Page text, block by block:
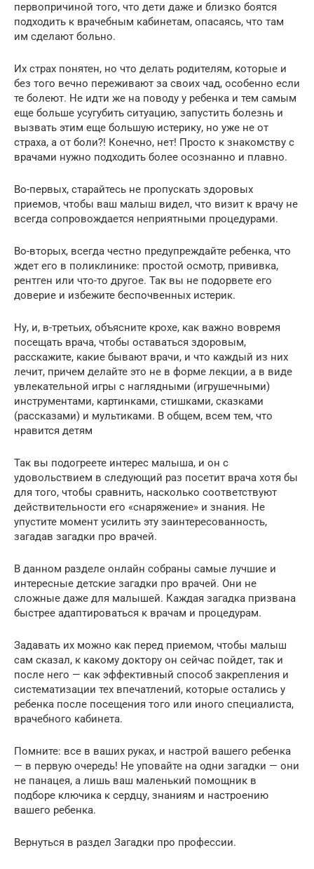
первопричиной того, что дети даже и близко боятся
подходить к врачебным кабинетам, опасаясь, что там
им сделают больно.
Их страх понятен, но что делать родителям, которые и
без того вечно переживают за своих чад, особенно если
те болеют. Не идти же на поводу у ребенка и тем самым
еще больше усугубить ситуацию, запустить болезнь и
вызвать этим еще большую истерику, но уже не от
страха, а от боли?! Конечно, нет! Просто к знакомству с
врачами нужно подходить более осознанно и плавно.
Во-первых, старайтесь не пропускать здоровых
приемов, чтобы ваш малыш видел, что визит к врачу не
всегда сопровождается неприятными процедурами.
Во-вторых, всегда честно предупреждайте ребенка, что
ждет его в поликлинике: простой осмотр, прививка,
рентген или что-то другое. Так вы не подорвете его
доверие и избежите беспочвенных истерик.
Ну, и, в-третьих, объясните крохе, как важно вовремя
посещать врача, чтобы оставаться здоровым,
расскажите, какие бывают врачи, и что каждый из них
лечит, причем делайте это не в форме лекции, а в виде
увлекательной игры с наглядными (игрушечными)
инструментами, картинками, стишками, сказками
(рассказами) и мультиками. В общем, всем тем, что
нравится детям
Так вы подогреете интерес малыша, и он с
удовольствием в следующий раз посетит врача хотя бы
для того, чтобы сравнить, насколько соответствуют
действительности его «снаряжение» и знания. Не
упустите момент усилить эту заинтересованность,
загадав загадки про врачей.
В данном разделе онлайн собраны самые лучшие и
интересные детские загадки про врачей. Они не
сложные даже для малышей. Каждая загадка призвана
быстрее адаптироваться к врачам и процедурам.
Задавать их можно как перед приемом, чтобы малыш
сам сказал, к какому доктору он сейчас пойдет, так и
после него — как эффективный способ закрепления и
систематизации тех впечатлений, которые остались у
ребенка после посещения того или иного специалиста,
врачебного кабинета.
Помните: все в ваших руках, и настрой вашего ребенка
— в первую очередь! Не уповайте на одни загадки — они
не панацея, а лишь ваш маленький помощник в
подборе ключика к сердцу, знаниям и настроению
вашего ребенка.
Вернуться в раздел Загадки про профессии.